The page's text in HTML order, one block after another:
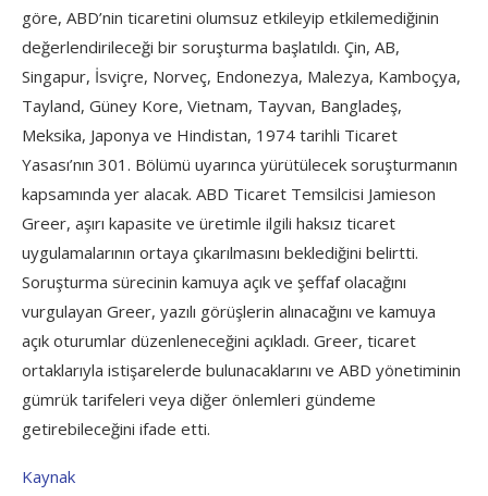
göre, ABD’nin ticaretini olumsuz etkileyip etkilemediğinin
değerlendirileceği bir soruşturma başlatıldı. Çin, AB,
Singapur, İsviçre, Norveç, Endonezya, Malezya, Kamboçya,
Tayland, Güney Kore, Vietnam, Tayvan, Bangladeş,
Meksika, Japonya ve Hindistan, 1974 tarihli Ticaret
Yasası’nın 301. Bölümü uyarınca yürütülecek soruşturmanın
kapsamında yer alacak. ABD Ticaret Temsilcisi Jamieson
Greer, aşırı kapasite ve üretimle ilgili haksız ticaret
uygulamalarının ortaya çıkarılmasını beklediğini belirtti.
Soruşturma sürecinin kamuya açık ve şeffaf olacağını
vurgulayan Greer, yazılı görüşlerin alınacağını ve kamuya
açık oturumlar düzenleneceğini açıkladı. Greer, ticaret
ortaklarıyla istişarelerde bulunacaklarını ve ABD yönetiminin
gümrük tarifeleri veya diğer önlemleri gündeme
getirebileceğini ifade etti.
Kaynak